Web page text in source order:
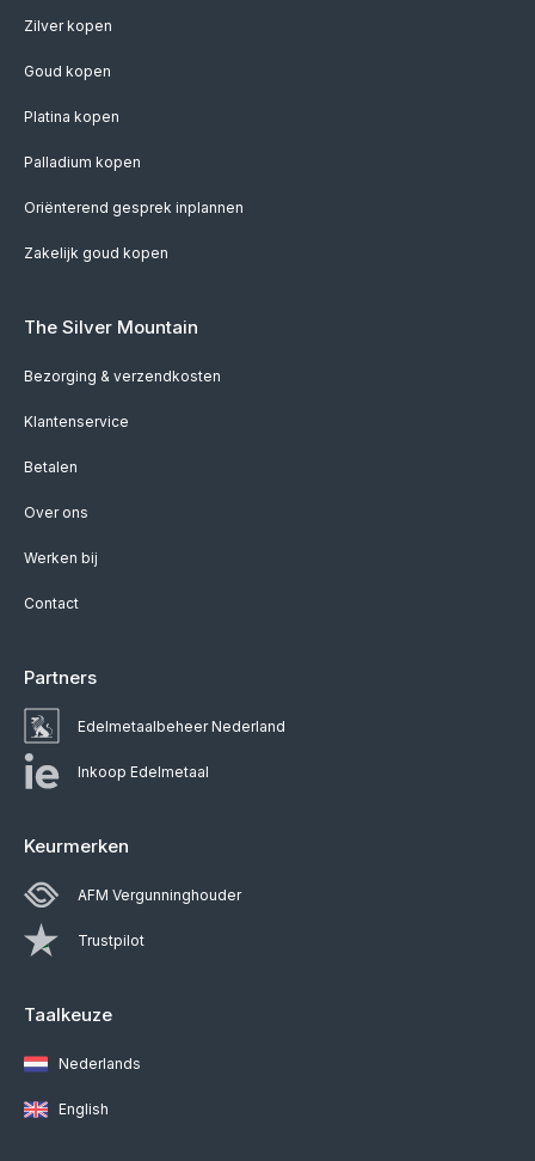
Zilver kopen
Goud kopen
Platina kopen
Palladium kopen
Oriënterend gesprek inplannen
Zakelijk goud kopen
The Silver Mountain
Bezorging & verzendkosten
Klantenservice
Betalen
Over ons
Werken bij
Contact
Partners
Edelmetaalbeheer Nederland
Inkoop Edelmetaal
Keurmerken
AFM Vergunninghouder
Trustpilot
Taalkeuze
Nederlands
English